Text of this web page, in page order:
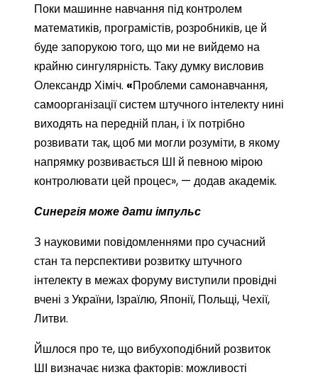
Поки машинне навчання під контролем
математиків, програмістів, розробників, це й
буде запорукою того, що ми не вийдемо на
крайню сингулярність. Таку думку висловив
Олександр Хіміч. «Проблеми самонавчання,
самоорганізації систем штучного інтелекту нині
виходять на передній план, і їх потрібно
розвивати так, щоб ми могли розуміти, в якому
напрямку розвивається ШІ й певною мірою
контролювати цей процес», — додав академік.
Синергія може дати імпульс
З науковими повідомленнями про сучасний
стан та перспективи розвитку штучного
інтелекту в межах форуму виступили провідні
вчені з України, Ізраїлю, Японії, Польщі, Чехії,
Литви.
Йшлося про те, що вибухоподібний розвиток
ШІ визначає низка факторів: можливості